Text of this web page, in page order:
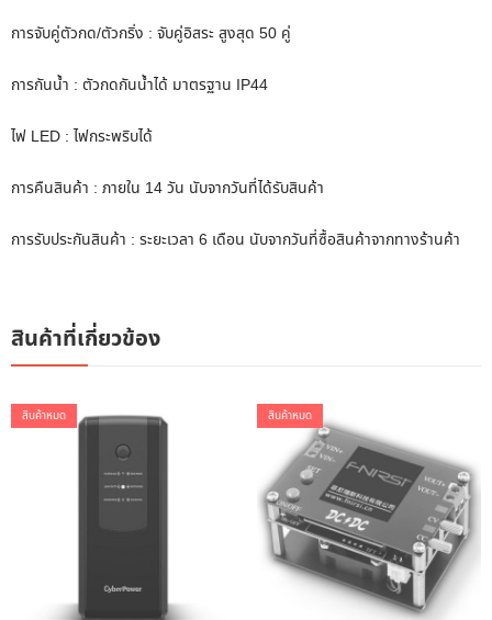
การจับคู่ตัวกด/ตัวกริ่ง : จับคู่อิสระ สูงสุด 50 คู่
การกันน้ำ : ตัวกดกันน้ำได้ มาตรฐาน IP44
ไฟ LED : ไฟกระพริบได้
การคืนสินค้า : ภายใน 14 วัน นับจากวันที่ได้รับสินค้า
การรับประกันสินค้า : ระยะเวลา 6 เดือน นับจากวันที่ซื้อสินค้าจากทางร้านค้า
สินค้าที่เกี่ยวข้อง
สินค้าหมด สินค้าหมด